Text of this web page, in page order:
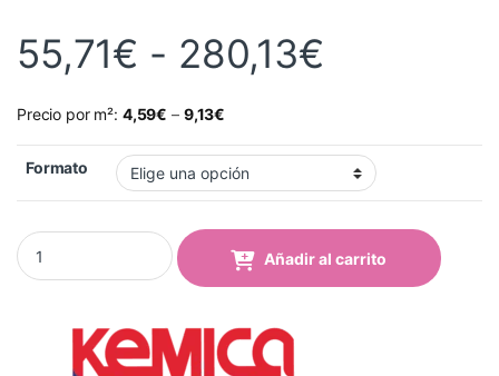
55,71€ - 280,13€
Precio por m²: 4,59€ – 9,13€
Formato
Vinilo Kemica Tecmark 5017 Medium Pink quantity
Añadir al carrito